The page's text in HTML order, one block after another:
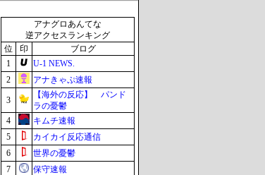
アナグロあんてな
逆アクセスランキング
位
印
ブログ
1
U-1 NEWS.
2
アナきゃぷ速報
3
【海外の反応】 パンド
ラの憂鬱
4
キムチ速報
5
カイカイ反応通信
6
世界の憂鬱
7
保守速報